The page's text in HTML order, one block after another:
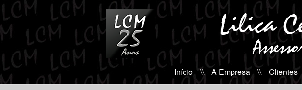
Início \\ A Empresa \\ Clientes